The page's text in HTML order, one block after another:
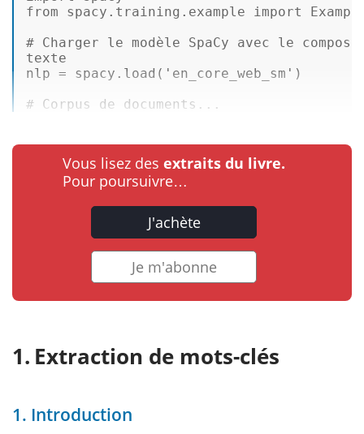
from spacy.training.example import
# Charger le modèle SpaCy avec le
texte
nlp = spacy.load( 'en_core_web_sm' )
# Corpus de documents...
Vous lisez des extraits du livre.
Pour poursuivre…
J'achète
Je m'abonne
Extraction de mots-clés
1. Introduction